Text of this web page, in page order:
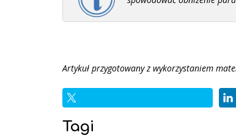
Artykuł przygotowany z wykorzystaniem
Tagi